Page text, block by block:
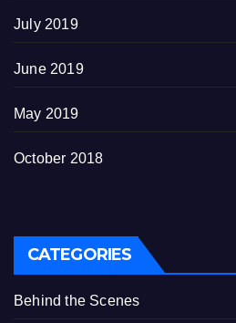
July 2019
June 2019
May 2019
October 2018
CATEGORIES
Behind the Scenes